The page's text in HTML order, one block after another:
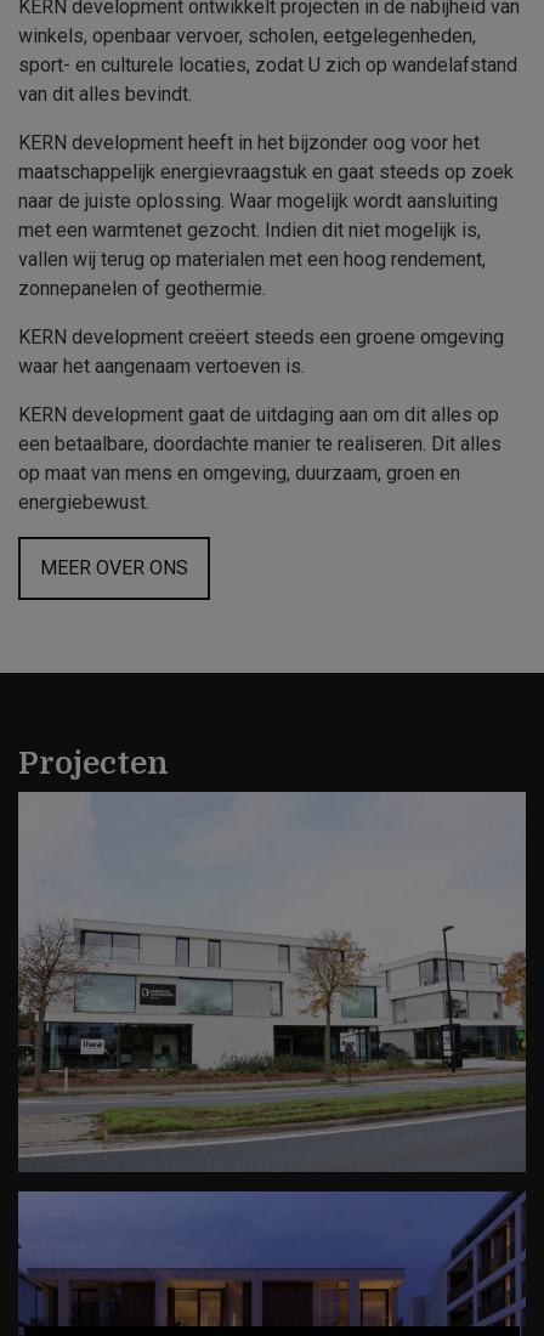
KERN development ontwikkelt projecten in de nabijheid van
winkels, openbaar vervoer, scholen, eetgelegenheden,
sport- en culturele locaties, zodat U zich op wandelafstand
van dit alles bevindt.
KERN development heeft in het bijzonder oog voor het
maatschappelijk energievraagstuk en gaat steeds op zoek
naar de juiste oplossing. Waar mogelijk wordt aansluiting
met een warmtenet gezocht. Indien dit niet mogelijk is,
vallen wij terug op materialen met een hoog rendement,
zonnepanelen of geothermie.
KERN development creëert steeds een groene omgeving
waar het aangenaam vertoeven is.
KERN development gaat de uitdaging aan om dit alles op
een betaalbare, doordachte manier te realiseren. Dit alles
op maat van mens en omgeving, duurzaam, groen en
energiebewust.
MEER OVER ONS
Projecten